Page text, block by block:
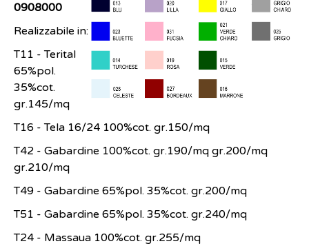
0908000
Realizzabile in:
T11 - Terital
65%pol.
35%cot.
gr.145/mq
T16 - Tela 16/24 100%cot. gr.150/mq
T42 - Gabardine 100%cot. gr.190/mq gr.200/mq
gr.210/mq
T49 - Gabardine 65%pol. 35%cot. gr.200/mq
T51 - Gabardine 65%pol. 35%cot. gr.240/mq
T24 - Massaua 100%cot. gr.255/mq